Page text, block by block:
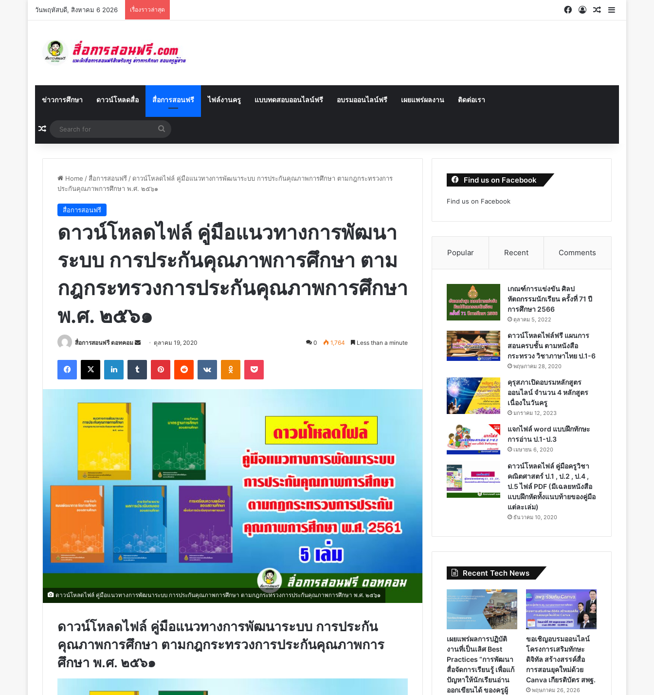
วันพฤหัสบดี, สิงหาคม 6 2026 เรื่องราวล่าสุด Facebook
Log InRandom
Sidebar
ข่าวการศึกษา ดาวน์โหลดสื่อ สื่อการสอนฟรี ไฟล์งานครู แบบทดสอบออนไลน์ฟรี อบรมออนไลน์ฟรี เผยแพร่ผลงาน ติดต่อเรา
Random Article
for
Home / สื่อการสอนฟรี / ดาวน์โหลดไฟล์ คู่มือแนวทางการพัฒนาระบบ การประกันคุณภาพการศึกษา ตามกฎกระทรวงการ
ประกันคุณภาพการศึกษา พ.ศ. ๒๕๖๑
สื่อการสอนฟรี
ดาวน์โหลดไฟล์ คู่มือแนวทางการพัฒนา
ระบบ การประกันคุณภาพการศึกษา ตาม
กฎกระทรวงการประกันคุณภาพการศึกษา
พ.ศ. ๒๕๖๑
สื่อการสอนฟรี ดอทคอม
Send ตุลาคม 19, 2020 0 1,764 Less than a minute
Facebook
X LinkedInTumblr PinterestReddit VKontakteOdnoklassniki
Pocket
ดาวน์โหลดไฟล์ คู่มือแนวทางการพัฒนาระบบ การประกันคุณภาพการศึกษา ตามกฎกระทรวงการประกันคุณภาพการศึกษา พ.ศ. ๒๕๖๑
ดาวน์โหลดไฟล์ คู่มือแนวทางการพัฒนาระบบ การประกัน
คุณภาพการศึกษา ตามกฎกระทรวงการประกันคุณภาพการ
ศึกษา พ.ศ. ๒๕๖๑
Find us on Facebook
Find us on Facebook
Popular Recent Comments
เกณฑ์การแข่งขัน ศิลป
หัตถกรรมนักเรียน ครั้งที่ 71 ปี
การศึกษา 2566
ตุลาคม 5, 2022
ดาวน์โหลดไฟล์ฟรี แผนการ
สอนครบชั้น ตามหนังสือ
กระทรวง วิชาภาษาไทย ป.1-6
พฤษภาคม 28, 2020
คุรุสภาเปิดอบรมหลักสูตร
ออนไลน์ จำนวน 4 หลักสูตร
เนื่องในวันครู
มกราคม 12, 2023
แจกไฟล์ word แบบฝึกทักษะ
การอ่าน ป.1-ป.3
เมษายน 6, 2020
ดาวน์โหลดไฟล์ คู่มือครูวิชา
คณิตศาสตร์ ป.1 , ป.2 , ป.4 ,
ป.5 ไฟล์ PDF (มีเฉลยหนังสือ
แบบฝึกหัดทั้งแนบท้ายของคู่มือ
แต่ละเล่ม)
ธันวาคม 10, 2020
Recent Tech News
เผยแพร่ผลการปฏิบัติ
งานที่เป็นเลิศ Best
Practices “การพัฒนา
สื่อจัดการเรียนรู้ เพื่อแก้
ปัญหาให้นักเรียนอ่าน
ออกเขียนได้ ของครูผู้
ขอเชิญอบรมออนไลน์
โครงการเสริมทักษะ
ดิจิทัล สร้างสรรค์สื่อ
การสอนยุคใหม่ด้วย
Canva เกียรติบัตร สพฐ.
พฤษภาคม 26, 2026